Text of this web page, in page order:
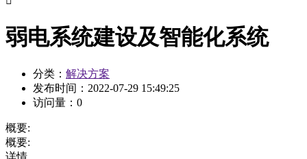
弱电系统建设及智能化系统
分类： 解决方案
发布时间： 2022-07-29 15:49:25
访问量： 0
概要:
概要: